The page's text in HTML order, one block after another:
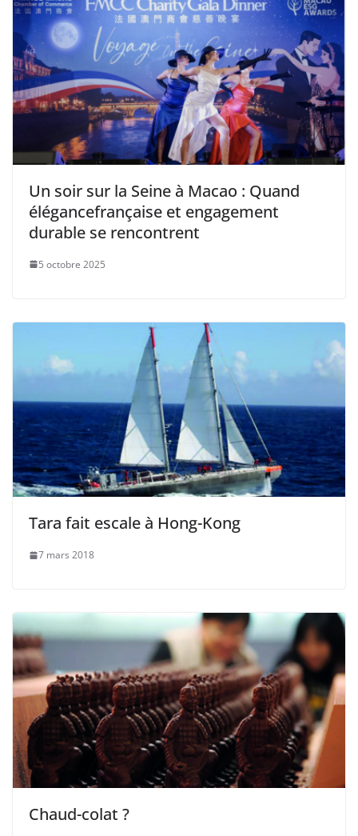
Un soir sur la Seine à Macao : Quand
élégancefrançaise et engagement
durable se rencontrent
5 octobre 2025
Tara fait escale à Hong-Kong
7 mars 2018
Chaud-colat ?